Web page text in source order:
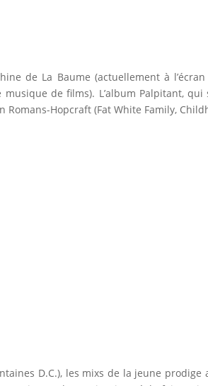
de La Baume (actuellement à
de films). L’album Palpitant,
Hopcraft (Fat White Family,
D.C.), les mixs de la jeune